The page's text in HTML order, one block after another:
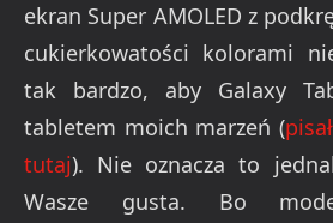
ekran Super AMOLED z
cukierkowatości kolorami
tak bardzo, aby Galaxy
tabletem moich marzeń (
tutaj). Nie oznacza to
Wasze gusta. Bo